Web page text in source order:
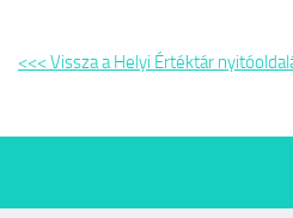
<<< Vissza a Helyi Értéktár